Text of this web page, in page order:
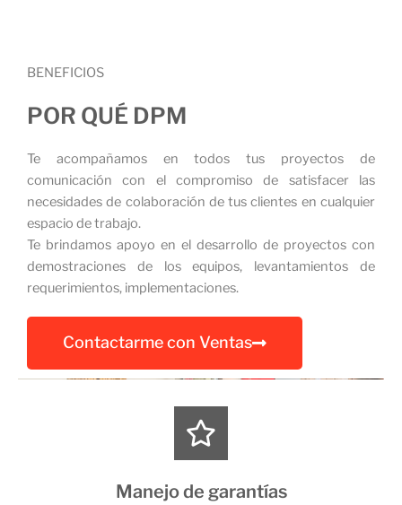
BENEFICIOS
POR QUÉ DPM
Te acompañamos en todos tus proyectos de
comunicación con el compromiso de satisfacer las
necesidades de colaboración de tus clientes en cualquier
espacio de trabajo.
Te brindamos apoyo en el desarrollo de proyectos con
demostraciones de los equipos, levantamientos de
requerimientos, implementaciones.
Contactarme con Ventas
Manejo de garantías